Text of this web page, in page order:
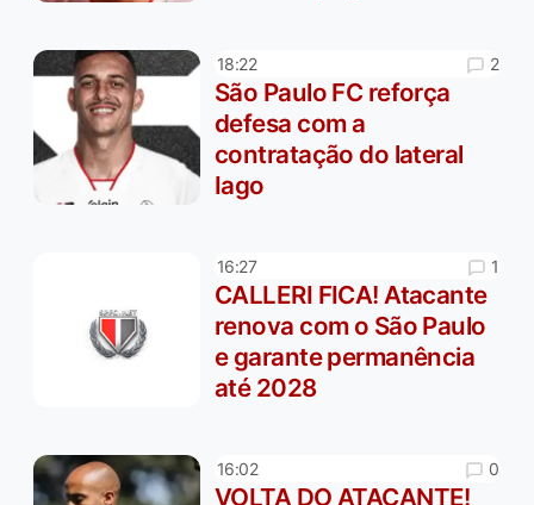
18:22 2
São Paulo FC reforça
defesa com a
contratação do lateral
Iago
16:27 1
CALLERI FICA! Atacante
renova com o São Paulo
e garante permanência
até 2028
16:02 0
VOLTA DO ATACANTE!